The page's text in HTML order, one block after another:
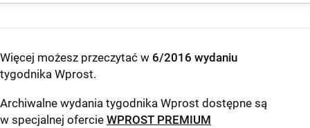
Więcej możesz przeczytać w 6/2016 wydaniu
tygodnika Wprost.
Archiwalne wydania tygodnika Wprost dostępne są
w specjalnej ofercie WPROST PREMIUM